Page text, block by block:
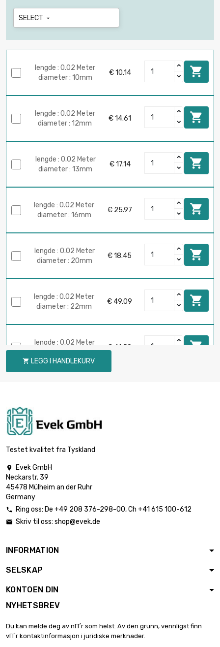
SELECT 
lengde : 0.02 Meter
diameter : 10mm
€ 10.14 
lengde : 0.02 Meter
diameter : 12mm
€ 14.61 
lengde : 0.02 Meter
diameter : 13mm
€ 17.14 
lengde : 0.02 Meter
diameter : 16mm
€ 25.97 
lengde : 0.02 Meter
diameter : 20mm
€ 18.45 
lengde : 0.02 Meter
diameter : 22mm
€ 49.09 
lengde : 0.02 Meter
diameter : 30mm
€ 41.50 
lengde : 0.05 Meter
diameter : 13mm
lengde : 0.05 Meter
lengde : 0.05 Meter
diameter : 22mm
€ 122.73 
 LEGG I HANDLEKURV
Testet kvalitet fra Tyskland

Evek GmbH
Neckarstr. 39
45478 Mülheim an der Ruhr
Germany
 Ring oss: De +49 208 376-298-00, Ch +41 615 100-612
 Skriv til oss: shop@evek.de
INFORMATION
SELSKAP
KONTOEN DIN
NYHETSBREV
Du kan melde deg av nГҐr som helst. Av den grunn, vennligst finn
vГҐr kontaktinformasjon i juridiske merknader.